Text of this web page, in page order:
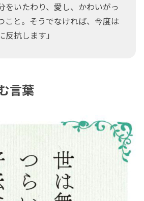
をいたわり、愛し、かわいがっ
こと。そうでなければ、今度は
反抗します」
言葉